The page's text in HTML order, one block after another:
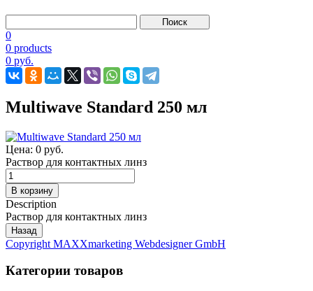
0
0 products
0 руб.
Multiwave Standard 250 мл
Цена: 0 руб.
Раствор для контактных линз
Description
Раствор для контактных линз
Copyright MAXXmarketing Webdesigner GmbH
Категории товаров